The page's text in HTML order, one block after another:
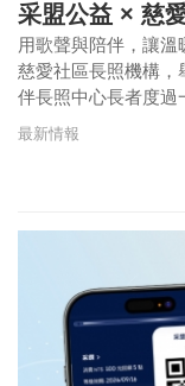
采盟公益 × 慈
用歌聲與陪伴，讓
慈愛社區長照機構，
伴長照中心長者度過
最新情報